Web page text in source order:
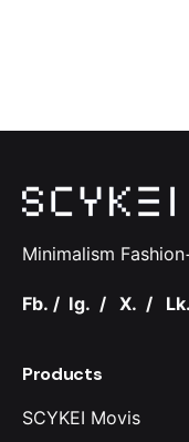
Minimalism
Fb. / Ig. / X. / Lk.
Products
SCYKEI Movis